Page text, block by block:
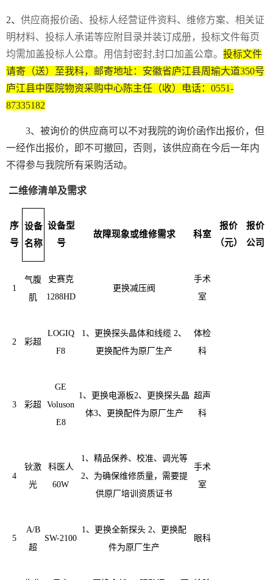
2、 供应商报价函、 投标人经营证件资料、维修方案、相关证
明材料、投标人承诺等应附目录并装订成册，投标文件每页
均需加盖投标人公章。用信封密封,封口加盖公章。 投标文件
请寄（送）至我科，邮寄地址：安徽省庐江县周瑜大道350号
庐江县中医院物资采购中心陈主任（收）电话：0551-
87335182
3、被询价的供应商可以不对我院的询价函作出报价，但
一经作出报价，即不可撤回，否则，该供应商在今后一年内
不得参与我院所有采购活动。
二维修清单及需求
序
号
设备
名称
设备型
号
故障现象或维修需求 科室
报价
（元）
报价
公司
1
气腹
肌
史赛克
1288HD
更换减压阀
手术
室
2 彩超
LOGIQ
F8
1、更换探头晶体和线缆 2、
更换配件为原厂生产
体检
科
3 彩超
GE
Voluson
E8
1、更换电源板2、更换探头晶
体3、更换配件为原厂生产
超声
科
4
钬激
光
科医人
60W
1、精品保养、校准、调光等
2、为确保维修质量，需要提
供原厂培训资质证书
手术
室
5
A/B
超
SW-2100
1、更换全新探头 2、更换配
件为原厂生产
眼科